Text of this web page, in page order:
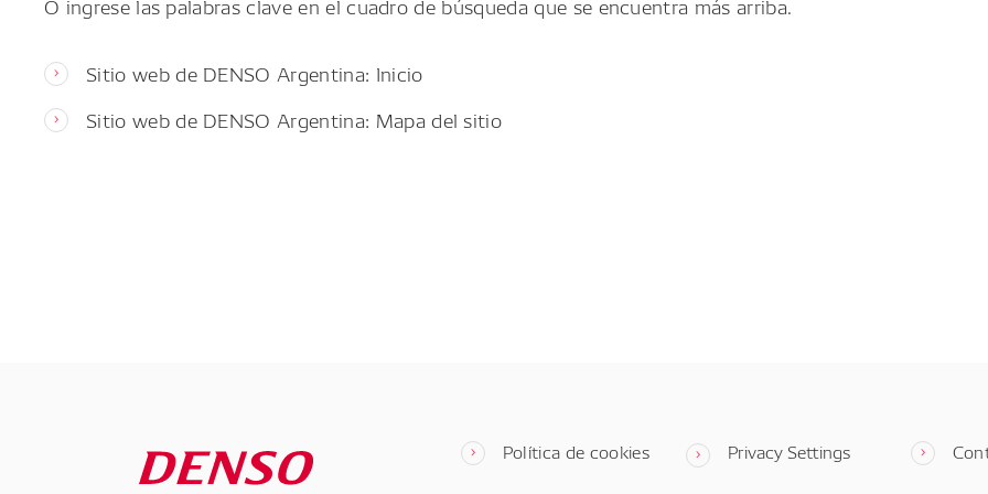
Sitio web de DENSO Argentina: Inicio
Sitio web de DENSO Argentina: Mapa del sitio
Política de cookies Privacy Settings